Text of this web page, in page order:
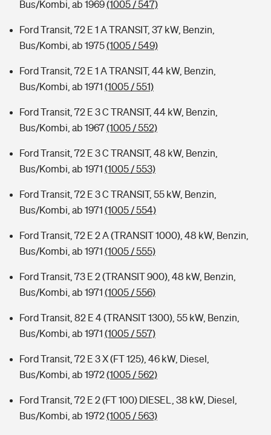
Bus/Kombi, ab 1969(1005 / 547)
Ford Transit, 72 E 1 A TRANSIT, 37 kW, Benzin,
Bus/Kombi, ab 1975(1005 / 549)
Ford Transit, 72 E 1 A TRANSIT, 44 kW, Benzin,
Bus/Kombi, ab 1971 (1005 / 551)
Ford Transit, 72 E 3 C TRANSIT, 44 kW, Benzin,
Bus/Kombi, ab 1967(1005 / 552)
Ford Transit, 72 E 3 C TRANSIT, 48 kW, Benzin,
Bus/Kombi, ab 1971 (1005 / 553)
Ford Transit, 72 E 3 C TRANSIT, 55 kW, Benzin,
Bus/Kombi, ab 1971 (1005 / 554)
Ford Transit, 72 E 2 A (TRANSIT 1000), 48 kW, Benzin,
Bus/Kombi, ab 1971 (1005 / 555)
Ford Transit, 73 E 2 (TRANSIT 900), 48 kW, Benzin,
Bus/Kombi, ab 1971 (1005 / 556)
Ford Transit, 82 E 4 (TRANSIT 1300), 55 kW, Benzin,
Bus/Kombi, ab 1971 (1005 / 557)
Ford Transit, 72 E 3 X (FT 125), 46 kW, Diesel,
Bus/Kombi, ab 1972(1005 / 562)
Ford Transit, 72 E 2 (FT 100) DIESEL, 38 kW, Diesel,
Bus/Kombi, ab 1972(1005 / 563)